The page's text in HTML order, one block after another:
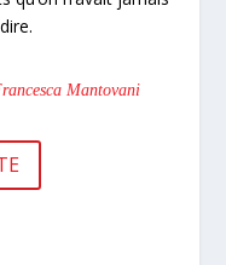
Mantovani